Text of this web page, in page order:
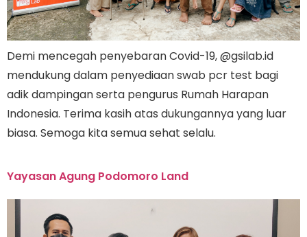
Demi mencegah penyebaran Covid-19, @gsilab.id
mendukung dalam penyediaan swab pcr test bagi
adik dampingan serta pengurus Rumah Harapan
Indonesia. Terima kasih atas dukungannya yang luar
biasa. Semoga kita semua sehat selalu.
Yayasan Agung Podomoro Land